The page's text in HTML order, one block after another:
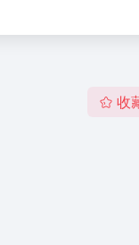
收